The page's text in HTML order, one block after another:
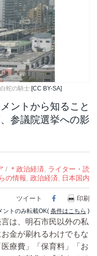
蛇の騎士[CC BY-SA]
ントから知ること
参議院選挙への影
/ ＊政治経済
ライター・読
の情報 政治経済 日本国内
ツイート Facebook
印刷
ントのみ転載OK( 条件はこちら )
は、明石市民以外の私
金が刷れるわけでもな
療費」「保育料」「お